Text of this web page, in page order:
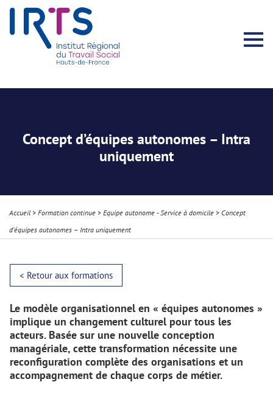
Concept d’équipes autonomes – Intra
uniquement
Accueil > Formation continue > Equipe autonome - Service à domicile > Concept
d’équipes autonomes – Intra uniquement
< Retour aux formations
Le modèle organisationnel en « équipes autonomes »
implique un changement culturel pour tous les
acteurs. Basée sur une nouvelle conception
managériale, cette transformation nécessite une
reconfiguration complète des organisations et un
accompagnement de chaque corps de métier.